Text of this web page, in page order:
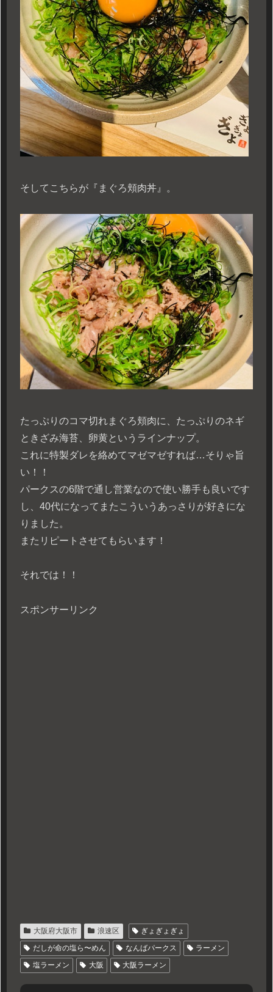
そしてこちらが『まぐろ頬肉丼』。
たっぷりのコマ切れまぐろ頬肉に、たっぷりのネギ
ときざみ海苔、卵黄というラインナップ。
これに特製ダレを絡めてマゼマゼすれば…そりゃ旨
い！！
パークスの6階で通し営業なので使い勝手も良いです
し、40代になってまたこういうあっさりが好きにな
りました。
またリピートさせてもらいます！
それでは！！
スポンサーリンク
大阪府大阪市 浪速区
ぎょぎょぎょ
だしが命の塩ら〜めん
なんばパークス
ラーメン
塩ラーメン
大阪 大阪ラーメン